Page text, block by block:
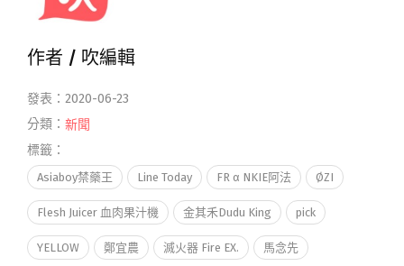
作者 / 吹編輯
發表：2020-06-23
分類： 新聞
標籤：
Asiaboy禁藥王 Line Today FR α NKIE阿法 ØZI
Flesh Juicer 血肉果汁機 金其禾Dudu King pick
YELLOW 鄭宜農 滅火器 Fire EX. 馬念先